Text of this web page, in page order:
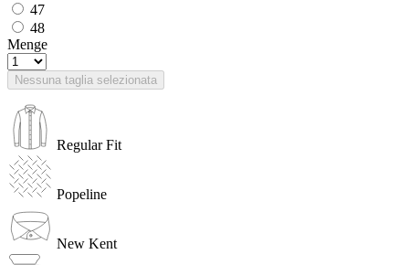
47
48
Menge
Nessuna taglia selezionata
Regular Fit
Popeline
New Kent